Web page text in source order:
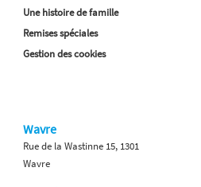
Une histoire de famille
Remises spéciales
Gestion des cookies
Wavre
Rue de la Wastinne 15, 1301
Wavre